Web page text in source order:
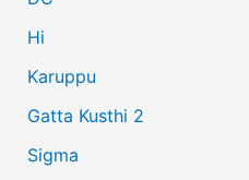
:Hi
Karuppu
Gatta Kusthi 2
Sigma